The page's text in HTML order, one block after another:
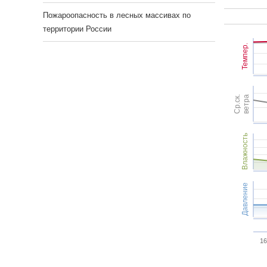
Темпер.
Ср.ск.ветра
Влажность
Давление
Пожароопасность в лесных массивах по
территории России